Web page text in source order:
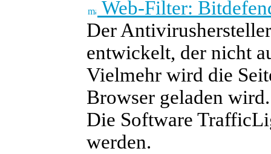
Web-Filter:
Der
entwickelt, der nicht
Vielmehr wird die
Browser geladen
Die Software
werden.